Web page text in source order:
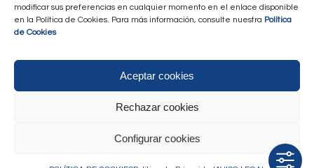
modificar sus preferencias en cualquier momento en el enlace disponible
en la Política de Cookies. Para más información, consulte nuestra Política
de Cookies
Aceptar cookies
Rechazar cookies
Configurar cookies
> Política de Privacidad
> Política de Cookies